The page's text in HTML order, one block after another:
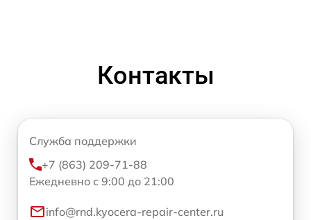
Контакты
Служба поддержки
+7 (863) 209-71-88
Ежедневно с 9:00 до 21:00
info@rnd.kyocera-repair-center.ru